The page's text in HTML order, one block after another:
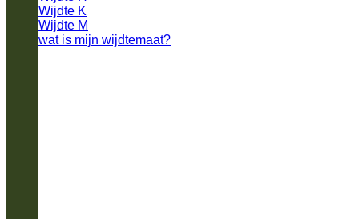
Wijdte K
Wijdte M
wat is mijn wijdtemaat?